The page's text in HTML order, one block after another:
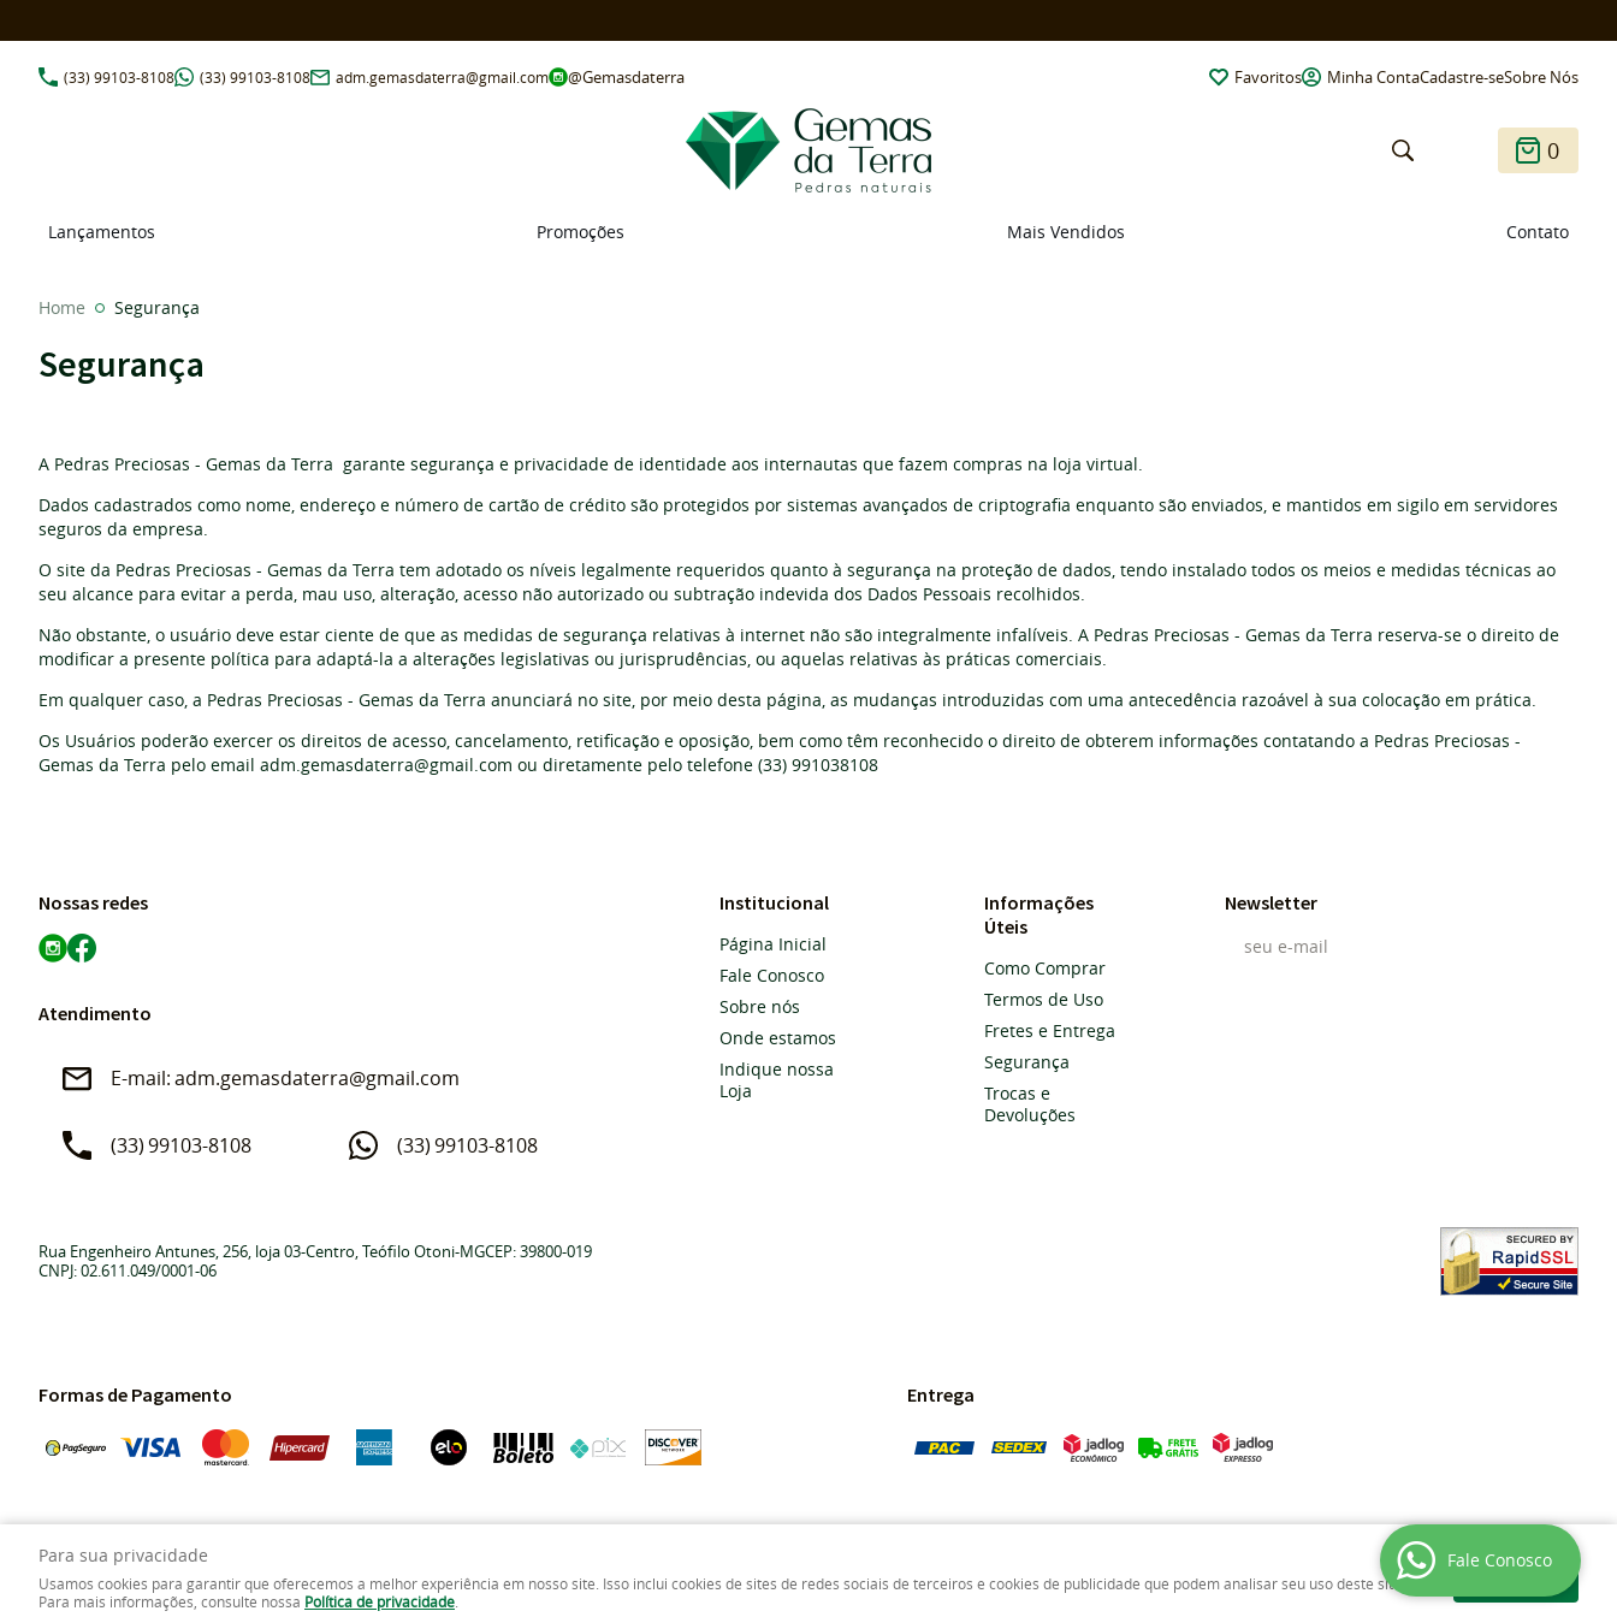
(33) 99103-8108 (33) 99103-8108 adm.gemasdaterra@gmail.com @Gemasdaterra Favoritos Minha ContaCadastre-seSobre Nós
0
Lançamentos Promoções Mais Vendidos Contato
Segurança
Home Segurança
A Pedras Preciosas - Gemas da Terra garante segurança e privacidade de identidade aos internautas que fazem compras na loja virtual.
Dados cadastrados como nome, endereço e número de cartão de crédito são protegidos por sistemas avançados de criptografia enquanto são enviados, e mantidos em sigilo em servidores
seguros da empresa.
O site da Pedras Preciosas - Gemas da Terra tem adotado os níveis legalmente requeridos quanto à segurança na proteção de dados, tendo instalado todos os meios e medidas técnicas ao
seu alcance para evitar a perda, mau uso, alteração, acesso não autorizado ou subtração indevida dos Dados Pessoais recolhidos.
Não obstante, o usuário deve estar ciente de que as medidas de segurança relativas à internet não são integralmente infalíveis. A Pedras Preciosas - Gemas da Terra reserva-se o direito de
modificar a presente política para adaptá-la a alterações legislativas ou jurisprudências, ou aquelas relativas às práticas comerciais.
Em qualquer caso, a Pedras Preciosas - Gemas da Terra anunciará no site, por meio desta página, as mudanças introduzidas com uma antecedência razoável à sua colocação em prática.
Os Usuários poderão exercer os direitos de acesso, cancelamento, retificação e oposição, bem como têm reconhecido o direito de obterem informações contatando a Pedras Preciosas -
Gemas da Terra pelo email adm.gemasdaterra@gmail.com ou diretamente pelo telefone (33) 991038108
Nossas redes
Atendimento
(33)99103-8108 (33)99103-8108
adm.gemasdaterra@gmail.com
Institucional
Página Inicial
Fale Conosco
Sobre nós
Onde estamos
Indique nossa
Loja
Informações
Úteis
Como Comprar
Termos de Uso
Fretes e Entrega
Segurança
Trocas e
Devoluções
Newsletter
Rua Engenheiro Antunes, 256, loja 03-Centro, Teófilo Otoni-MGCEP: 39800-019
CNPJ: 02.611.049/0001-06
Formas de Pagamento Entrega
Para sua privacidade
Usamos cookies para garantir que oferecemos a melhor experiência em nosso site. Isso inclui cookies de sites de redes sociais de terceiros e cookies de publicidade que podem analisar seu uso deste site.
Para mais informações, consulte nossa Política de privacidade
Fale Conosco